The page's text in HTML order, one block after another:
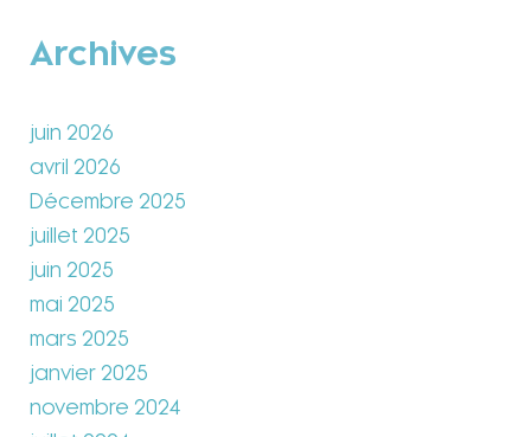
Archives
juin 2026
avril 2026
Décembre 2025
juillet 2025
juin 2025
mai 2025
mars 2025
janvier 2025
novembre 2024